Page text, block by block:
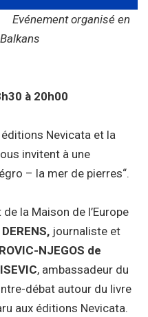
en
à 20h00
éditions Nevicata et la
invitent à une
– la mer de pierres“.
la Maison de l’Europe
journaliste et
NJEGOS de
, ambassadeur du
débat autour du livre
aux éditions Nevicata.